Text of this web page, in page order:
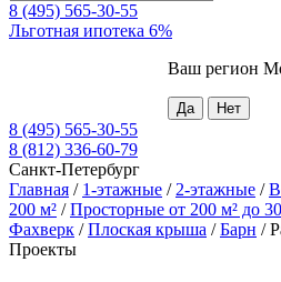
8 (495) 565-30-55
Льготная ипотека 6%
Ваш регион
8 (495) 565-30-55
8 (812) 336-60-79
Санкт-Петербург
Главная / 1-этажные / 2-этажные /
200 м² /Просторные от 200 м² до
Фахверк /Плоская крыша /Барн /
Проекты